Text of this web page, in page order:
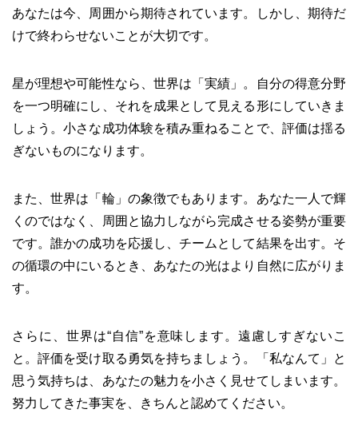
あなたは今、周囲から期待されています。しかし、期待だ
けで終わらせないことが大切です。
星が理想や可能性なら、世界は「実績」。自分の得意分野
を一つ明確にし、それを成果として見える形にしていきま
しょう。小さな成功体験を積み重ねることで、評価は揺る
ぎないものになります。
また、世界は「輪」の象徴でもあります。あなた一人で輝
くのではなく、周囲と協力しながら完成させる姿勢が重要
です。誰かの成功を応援し、チームとして結果を出す。そ
の循環の中にいるとき、あなたの光はより自然に広がりま
す。
さらに、世界は“自信”を意味します。遠慮しすぎないこ
と。評価を受け取る勇気を持ちましょう。「私なんて」と
思う気持ちは、あなたの魅力を小さく見せてしまいます。
努力してきた事実を、きちんと認めてください。